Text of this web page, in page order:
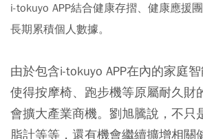
i-tokuyo APP結合健康存摺、健康應援
長期累積個人數據。
由於包含i-tokuyo APP在內的家庭
使得按摩椅、跑步機等原屬耐久財
會擴大產業商機。劉旭騰說，不只
脂計等等，還有機會繼續擴增相關